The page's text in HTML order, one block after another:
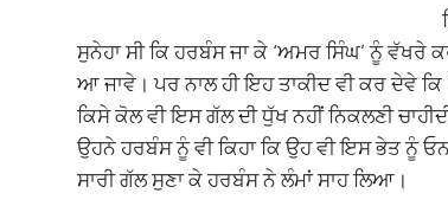
ਸੁਨੇਹਾ ਸੀ ਕਿ ਹਰਬੰਸ ਜਾ ਕੇ ‘ਅਮਰ ਸਿੰਘ’ ਨੂੰ ਵੱਖਰੇ
ਆ ਜਾਵੇ। ਪਰ ਨਾਲ ਹੀ ਇਹ ਤਾਕੀਦ ਵੀ ਕਰ ਦੇਵੇ
ਕਿਸੇ ਕੋਲ ਵੀ ਇਸ ਗੱਲ ਦੀ ਧੁੱਖ ਨਹੀਂ ਨਿਕਲਣੀ
ਉਹਨੇ ਹਰਬੰਸ ਨੂੰ ਵੀ ਕਿਹਾ ਕਿ ਉਹ ਵੀ ਇਸ ਭੇਤ ਨੂੰ
ਸਾਰੀ ਗੱਲ ਸੁਣਾ ਕੇ ਹਰਬੰਸ ਨੇ ਲੰਮਾਂ ਸਾਹ ਲਿਆ।